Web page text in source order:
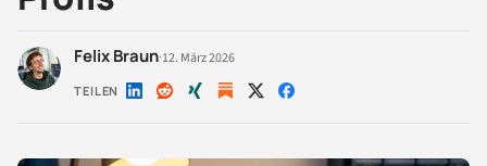
Felix Braun·12. März 2026
TEILEN Auf Auf Auf Auf Auf